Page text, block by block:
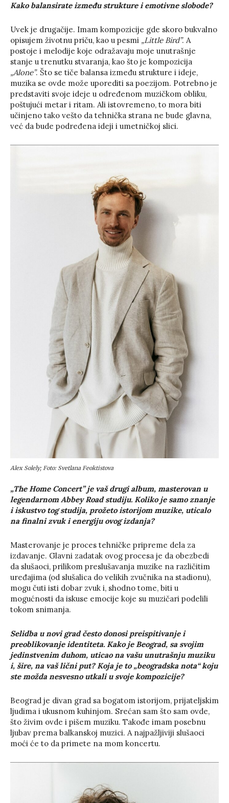
Kako balansirate između strukture i emotivne slobode?
Uvek je drugačije. Imam kompozicije gde skoro bukvalno
opisujem životnu priču, kao u pesmi „Little Bird”. A
postoje i melodije koje odražavaju moje unutrašnje
stanje u trenutku stvaranja, kao što je kompozicija
„Alone”. Što se tiče balansa između strukture i ideje,
muzika se ovde može uporediti sa poezijom. Potrebno je
predstaviti svoje ideje u određenom muzičkom obliku,
poštujući metar i ritam. Ali istovremeno, to mora biti
učinjeno tako vešto da tehnička strana ne bude glavna,
već da bude podređena ideji i umetničkoj slici.
Alex Solely; Foto: Svetlana Feoktistova
„The Home Concert” je vaš drugi album, masterovan u
legendarnom Abbey Road studiju. Koliko je samo znanje
i iskustvo tog studija, prožeto istorijom muzike, uticalo
na finalni zvuk i energiju ovog izdanja?
Masterovanje je proces tehničke pripreme dela za
izdavanje. Glavni zadatak ovog procesa je da obezbedi
da slušaoci, prilikom preslušavanja muzike na različitim
uređajima (od slušalica do velikih zvučnika na stadionu),
mogu čuti isti dobar zvuk i, shodno tome, biti u
mogućnosti da iskuse emocije koje su muzičari podelili
tokom snimanja.
Selidba u novi grad često donosi preispitivanje i
preoblikovanje identiteta. Kako je Beograd, sa svojim
jedinstvenim duhom, uticao na vašu unutrašnju muziku
i, šire, na vaš lični put? Koja je to „beogradska nota“ koju
ste možda nesvesno utkali u svoje kompozicije?
Beograd je divan grad sa bogatom istorijom, prijateljskim
ljudima i ukusnom kuhinjom. Srećan sam što sam ovde,
što živim ovde i pišem muziku. Takođe imam posebnu
ljubav prema balkanskoj muzici. A najpažljiviji slušaoci
moći će to da primete na mom koncertu.